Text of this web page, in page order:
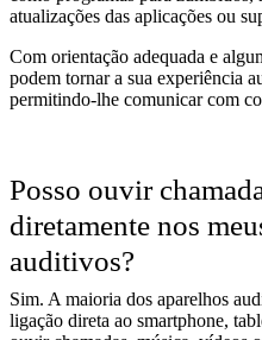
atualizações das aplicações ou
Com orientação adequada e
podem tornar a sua experiência
permitindo-lhe comunicar com
Posso ouvir
diretamente nos
auditivos?
Sim. A maioria dos aparelhos
ligação direta ao smartphone,